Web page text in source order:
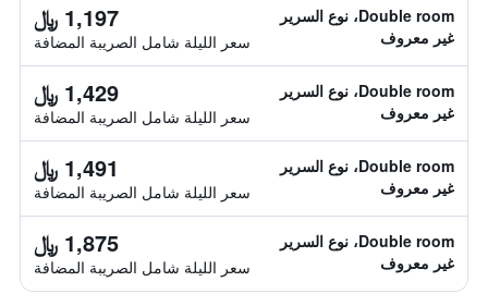
Double room، نوع السرير
غير معروف
1,197 ﷼
سعر الليلة شامل الصريبة المضافة
Double room، نوع السرير
غير معروف
1,429 ﷼
سعر الليلة شامل الصريبة المضافة
Double room، نوع السرير
غير معروف
1,491 ﷼
سعر الليلة شامل الصريبة المضافة
Double room، نوع السرير
غير معروف
1,875 ﷼
سعر الليلة شامل الصريبة المضافة